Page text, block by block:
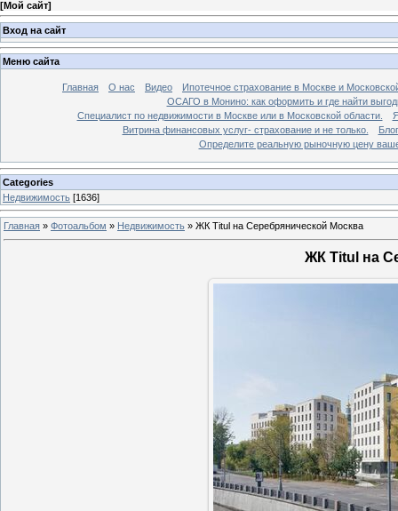
[Мой сайт]
Вход на сайт
Меню сайта
Главная О нас Видео
Ипотечное страхование в Москве и
ОСАГО в Монино: как оформить и где найти
Специалист по недвижимости в Москве или в Московской области.
Витрина финансовых услуг- страхование и не только.
Блог
Определите реальную рыночную цену
Categories
Недвижимость [1636]
Главная » Фотоальбом » Недвижимость » ЖК Titul на Серебрянической Москва
ЖК Titul на